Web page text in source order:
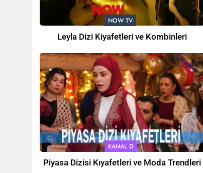
NOW TV
Leyla Dizi Kiyafetleri ve Kombinleri
KANAL D
Piyasa Dizisi Kıyafetleri ve Moda Trendleri